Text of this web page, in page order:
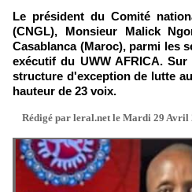
Le président du Comité
(CNGL), Monsieur Malick
Casablanca (Maroc), parmi les
exécutif du UWW AFRICA.
structure d'exception de lutte
hauteur de 23 voix.
Rédigé par leral.net le Mardi 29 Avril